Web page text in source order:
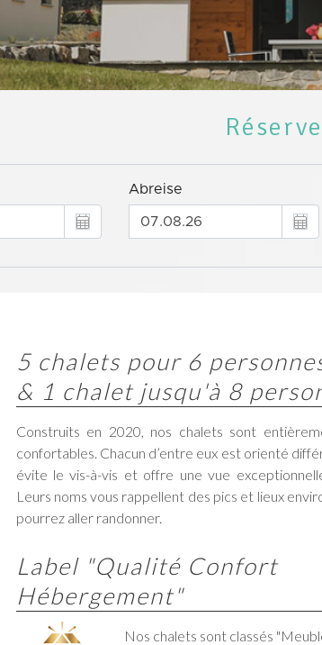
5 chalets pour 6
& 1 chalet jusqu'à 8
Construits en 2020, nos chalets sont
confortables. Chacun d’entre eux est orienté
évite le vis-à-vis et offre une vue
Leurs noms vous rappellent des pics et lieux
pourrez aller randonner.
Label "Qualité Confort
Hébergement"
Nos chalets sont classés